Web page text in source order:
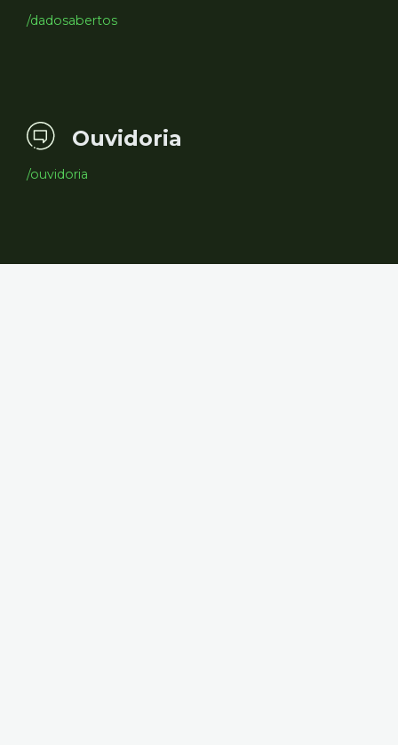
/dadosabertos
Ouvidoria
/ouvidoria